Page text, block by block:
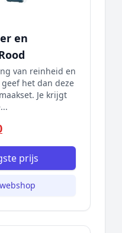
en
van reinheid en
het dan deze
Je krijgt
prijs